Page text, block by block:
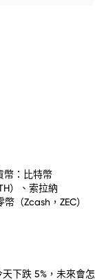
幣：比特幣
）、索拉納
（Zcash，ZEC）
下跌 5%，未來會怎